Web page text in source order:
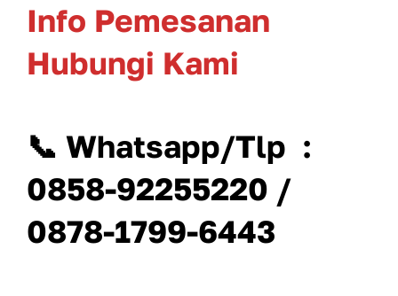
Info Pemesanan
Hubungi Kami
📞 Whatsapp/Tlp :
0858-92255220 /
0878-1799-6443